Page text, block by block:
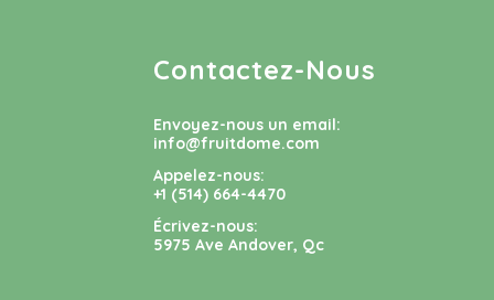
Contactez-Nous
Envoyez-nous un email:
info@fruitdome.com
Appelez-nous:
+1 (514) 664-4470
Écrivez-nous:
5975 Ave Andover, Qc